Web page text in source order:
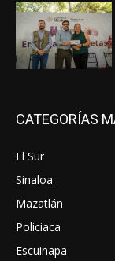
CATEGORÍAS
El Sur
Sinaloa
Mazatlán
Policiaca
Escuinapa